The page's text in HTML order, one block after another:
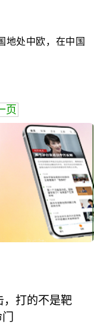
地处中欧，在中国
页
，打的不是靶